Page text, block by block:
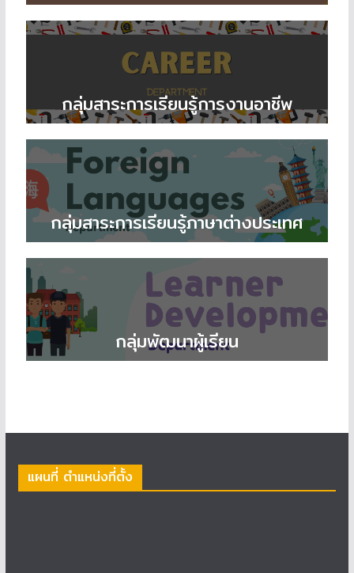
กลุ่มสาระการเรียนรู้การงานอาชีพ
กลุ่มสาระการเรียนรู้ภาษาต่างประเทศ
กลุ่มพัฒนาผู้เรียน
แผนที่ ตำแหน่งที่ตั้ง